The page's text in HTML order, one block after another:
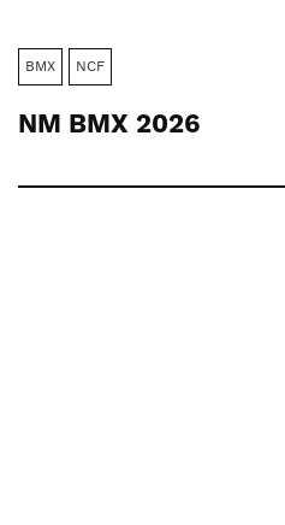
BMX NCF
NM BMX 2026